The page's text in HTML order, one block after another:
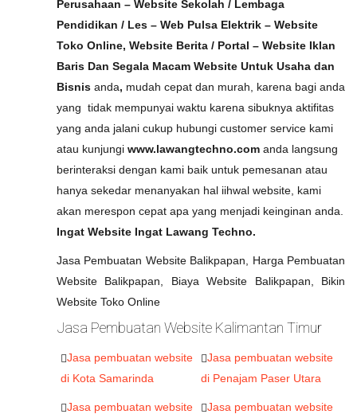
Perusahaan – Website Sekolah / Lembaga
Pendidikan / Les – Web Pulsa Elektrik – Website
Toko Online, Website Berita / Portal – Website Iklan
Baris Dan Segala Macam Website Untuk Usaha dan
Bisnis anda, mudah cepat dan murah, karena bagi anda
yang tidak mempunyai waktu karena sibuknya aktifitas
yang anda jalani cukup hubungi customer service kami
atau kunjungi www.lawangtechno.com anda langsung
berinteraksi dengan kami baik untuk pemesanan atau
hanya sekedar menanyakan hal iihwal website, kami
akan merespon cepat apa yang menjadi keinginan anda.
Ingat Website Ingat Lawang Techno.
Jasa Pembuatan Website Balikpapan, Harga Pembuatan
Website Balikpapan, Biaya Website Balikpapan, Bikin
Website Toko Online
Jasa Pembuatan Website Kalimantan Timur
Jasa pembuatan website
di Kota Samarinda
Jasa pembuatan website
di Penajam Paser Utara
Jasa pembuatan website
Jasa pembuatan website